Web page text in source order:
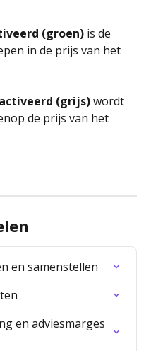
(groen) is de
in de prijs van het
(grijs) wordt
de prijs van het
en samenstellen
en adviesmarges